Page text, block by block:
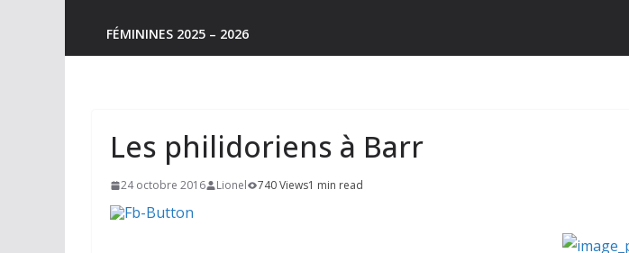
FÉMININES 2025 – 2026
Les philidoriens à Barr
24 octobre 2016 Lionel 740 Views1 min read